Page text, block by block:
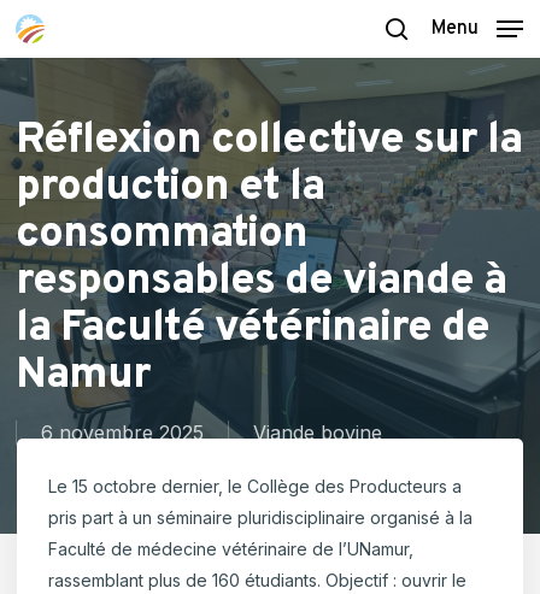
Skip
main
search
Menu
Réflexion collective sur la
production et la
consommation
responsables de viande à
la Faculté vétérinaire de
Namur
6 novembre 2025 Viande bovine
Le 15 octobre dernier, le Collège des Producteurs a
pris part à un séminaire pluridisciplinaire organisé à la
Faculté de médecine vétérinaire de l’UNamur,
rassemblant plus de 160 étudiants. Objectif : ouvrir le